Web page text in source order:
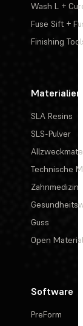
Wash L +
Fuse Sift +
Finishing
Materialien
SLA Resins
SLS-Pulver
Technische
Zahnmedizin
Guss
Open
Software
PreForm